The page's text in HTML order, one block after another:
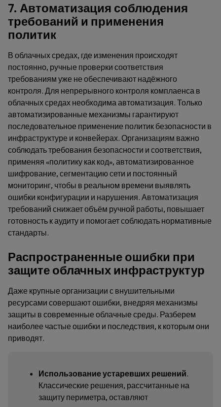
7. Автоматизация соблюдения
требований и применения
политик
В облачных средах, где изменения происходят
постоянно, ручные проверки соответствия
требованиям уже не обеспечивают надёжного
контроля. Для непрерывного контроля комплаенса в
облачных средах необходима автоматизация. Только
автоматизированные механизмы гарантируют
последовательное применение политик безопасности в
инфраструктуре и конвейерах. Организациям важно
соблюдать требования безопасности и соответствия,
применяя «политику как код», автоматизированное
шифрование, сегментацию сети и постоянный
мониторинг, чтобы в реальном времени выявлять
ошибки конфигурации и нарушения. Автоматизация
требований снижает объём ручной работы, повышает
готовность к аудиту и помогает соблюдать нормативные
стандарты.
Распространенные ошибки при
защите облачных инфраструктур
Даже крупные организации с внушительными
ресурсами совершают ошибки, внедряя механизмы
защиты в современные облачные среды. Разберем
наиболее частые ошибки и последствия, к которым они
приводят.
Использование устаревших решений.
Классические решения, рассчитанные на
защиту периметра, оставляют